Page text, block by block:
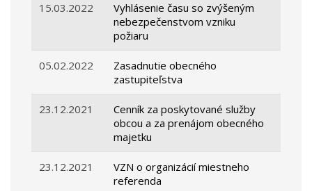
15.03.2022
Vyhlásenie času so zvýšeným
nebezpečenstvom vzniku
požiaru
05.02.2022
Zasadnutie obecného
zastupiteľstva
23.12.2021
Cenník za poskytované služby
obcou a za prenájom obecného
majetku
23.12.2021
VZN o organizácií miestneho
referenda